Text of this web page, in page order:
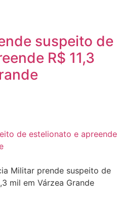
suspeito de
R$ 11,3
Militar prende suspeito de
mil em Várzea Grande